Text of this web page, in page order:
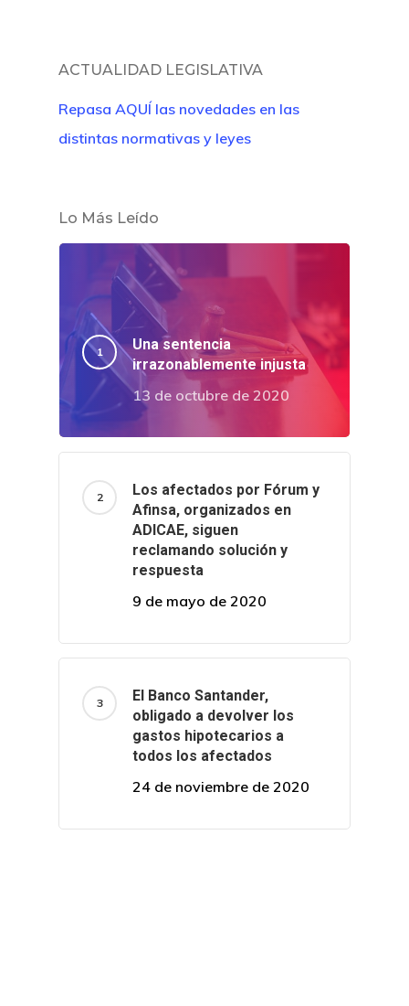
ACTUALIDAD LEGISLATIVA
Repasa AQUÍ las novedades en las
distintas normativas y leyes
Lo Más Leído
Una sentencia
irrazonablemente injusta
13 de octubre de 2020
Los afectados por Fórum y
Afinsa, organizados en
ADICAE, siguen
reclamando solución y
respuesta
9 de mayo de 2020
El Banco Santander,
obligado a devolver los
gastos hipotecarios a
todos los afectados
24 de noviembre de 2020